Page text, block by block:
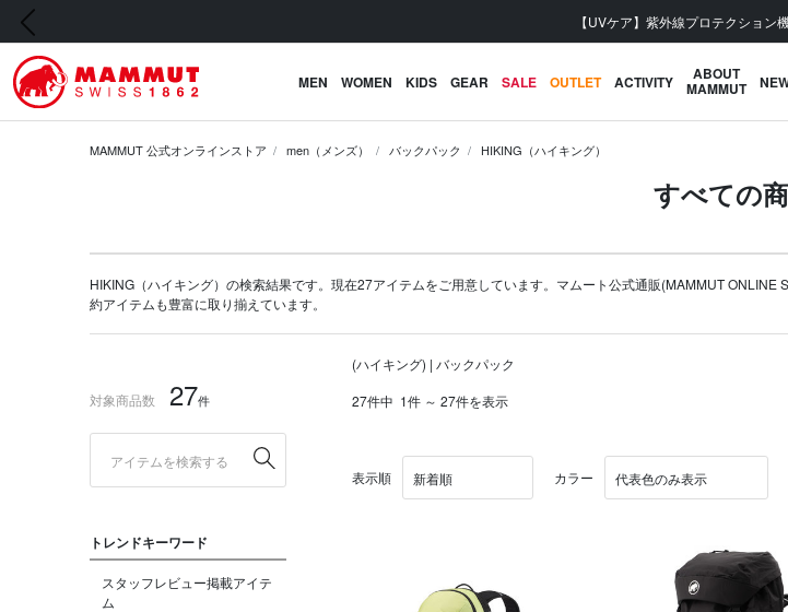
会員登録で【5,500円 (税込) 以
前の画像
MEN WOMEN KIDS GEAR SALE OUTLET ACTIVITY ABOUT
MAMMUT
MAMMUT 公式オンラインストア men（メンズ） バックパック HIKING（ハイキング）
すべての
HIKING（ハイキング）の検索結果です。現在27アイテムをご用意しています。マムート公式通販(MAMMUT ONLINE
約アイテムも豊富に取り揃えています。
対象商品数 27件
トレンドキーワード
スタッフレビュー掲載アイテ
ム
(ハイキング) | バックパック
27件中 1件 ～ 27件を表示
表示順 カラー